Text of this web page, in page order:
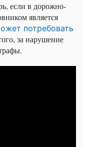
если в дорожно-
является
потребовать
за нарушение